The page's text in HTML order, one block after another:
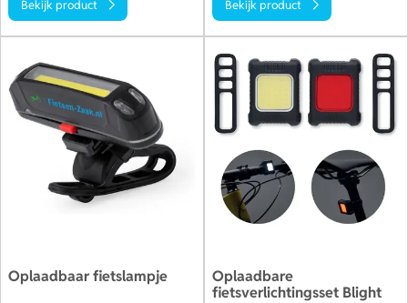
Bekijk product Bekijk product
Oplaadbaar fietslampje
Oplaadbare
fietsverlichtingsset Blight